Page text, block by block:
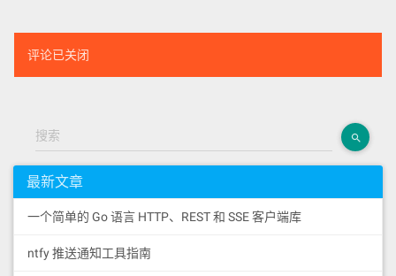
评论已关闭
搜索
最新文章
一个简单的 Go 语言 HTTP、REST 和 SSE 客户端库
ntfy 推送通知工具指南